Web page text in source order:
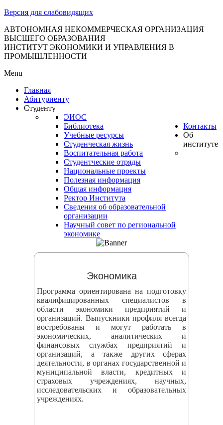
Версия для слабовидящих
АВТОНОМНАЯ НЕКОММЕРЧЕСКАЯ ОРГАНИЗАЦИЯ
ВЫСШЕГО ОБРАЗОВАНИЯ
ИНСТИТУТ ЭКОНОМИКИ И УПРАВЛЕНИЯ В
ПРОМЫШЛЕННОСТИ
Menu
Главная
Абитуриенту
Студенту
ЭИОС
Библиотека
Учебные ресурсы
Студенческая жизнь
Воспитательная работа
Студентческие отряды
Национальные проекты
Полезная информация
Контакты
Об
институте
Общая информация
Ректор Института
Сведения об образовательной
организации
Научный совет по региональной
экономике
Экономика
Программа ориентирована на подготовку
квалифицированных специалистов в
области экономики предприятий и
организаций. Выпускники профиля всегда
востребованы и могут работать в
экономических, аналитических и
финансовых службах предприятий и
организаций, а также других сферах
деятельности, в органах государственной и
муниципальной власти, кредитных и
страховых учреждениях, научных,
исследовательских и образовательных
учреждениях.